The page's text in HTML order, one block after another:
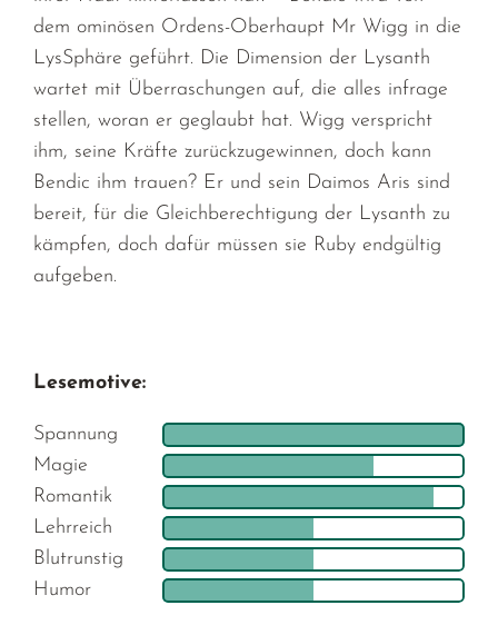
dem ominösen Ordens-Oberhaupt Mr Wigg in die
LysSphäre geführt. Die Dimension der Lysanth
wartet mit Überraschungen auf, die alles infrage
stellen, woran er geglaubt hat. Wigg verspricht
ihm, seine Kräfte zurückzugewinnen, doch kann
Bendic ihm trauen? Er und sein Daimos Aris sind
bereit, für die Gleichberechtigung der Lysanth zu
kämpfen, doch dafür müssen sie Ruby endgültig
aufgeben.
Lesemotive:
Spannung
Magie
Romantik
Lehrreich
Blutrunstig
Humor